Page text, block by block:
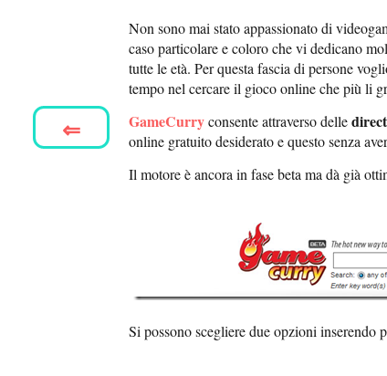
Non sono mai stato appassionato di
caso particolare e coloro che vi dedicano
tutte le età. Per questa fascia di persone
tempo nel cercare il gioco online che più li
GameCurryconsente attraverso delle
online gratuito desiderato e questo senza
Il motore è ancora in fase beta ma dà già
Si possono scegliere due opzioni inserendo
⇐